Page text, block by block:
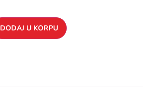
DODAJ U KORPU